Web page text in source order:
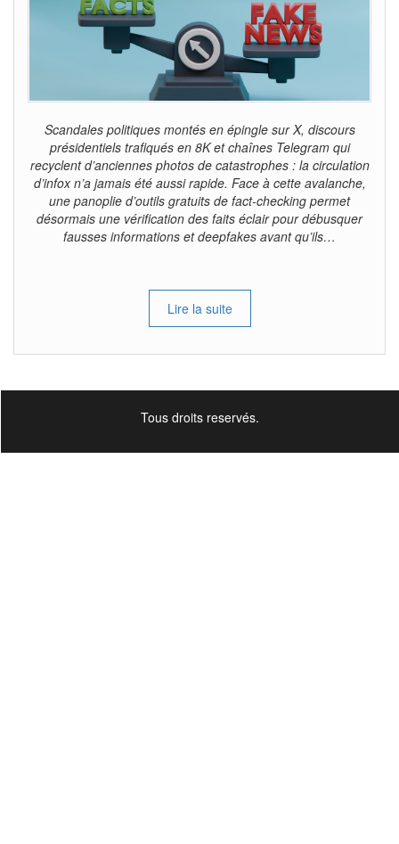
Scandales politiques montés en épingle sur X, discours
présidentiels trafiqués en 8K et chaînes Telegram qui
recyclent d’anciennes photos de catastrophes : la circulation
d’infox n’a jamais été aussi rapide. Face à cette avalanche,
une panoplie d’outils gratuits de fact-checking permet
désormais une vérification des faits éclair pour débusquer
fausses informations et deepfakes avant qu’ils…
Lire la suite
Tous droits reservés.